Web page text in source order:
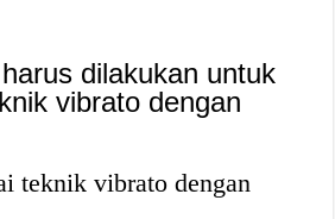
dilakukan untuk
vibrato dengan
teknik vibrato dengan